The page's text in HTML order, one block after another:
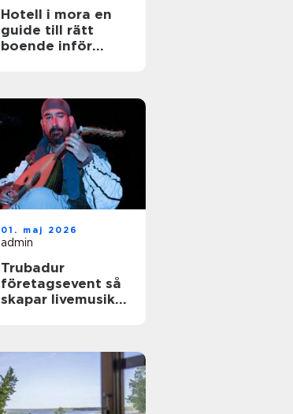
Hotell i mora en
guide till rätt
boende inför
01. maj 2026
admin
Trubadur
företagsevent så
skapar livemusik